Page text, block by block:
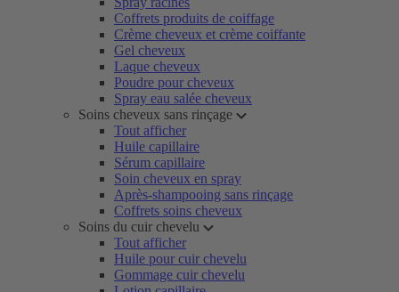
Coffrets produits de coiffage
Crème cheveux et crème coiffante
Gel cheveux
Laque cheveux
Poudre pour cheveux
Spray eau salée cheveux
Soins cheveux sans rinçage
Tout afficher
Huile capillaire
Sérum capillaire
Soin cheveux en spray
Après-shampooing sans rinçage
Coffrets soins cheveux
Soins du cuir chevelu
Tout afficher
Huile pour cuir chevelu
Gommage cuir chevelu